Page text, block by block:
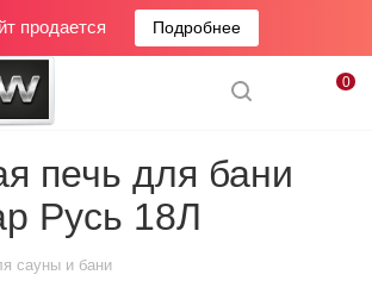
продается Подробнее
0
печь для бани
Русь 18Л
сауны и бани